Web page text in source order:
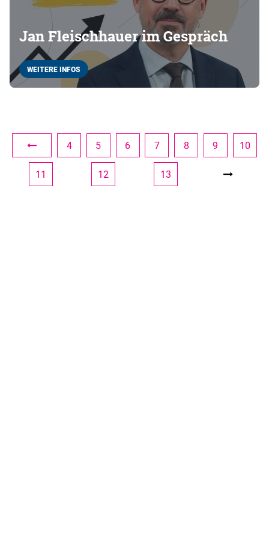
Jan Fleischhauer im Gespräch
WEITERE INFOS
4 5 6 7 8 9 10
11 12 13